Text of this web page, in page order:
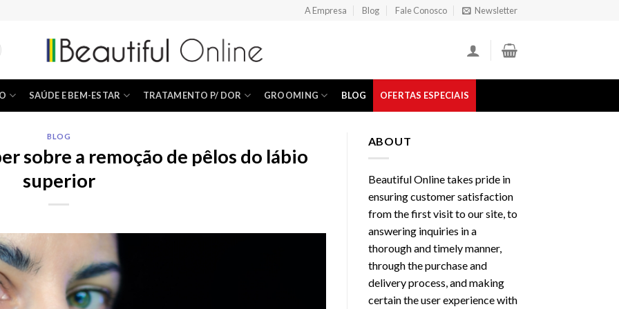
A Empresa Blog Fale Conosco Newsletter
SAÚDE E BEM-ESTAR TRATAMENTO P/ DOR GROOMING BLOG OFERTAS ESPECIAIS
BLOG
sobre a remoção de pêlos do lábio
superior
ABOUT
Beautiful Online takes pride in
ensuring customer satisfaction
from the first visit to our site, to
answering inquiries in a
thorough and timely manner,
through the purchase and
delivery process, and making
certain the user experience with